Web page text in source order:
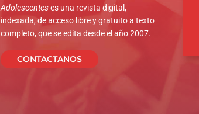
Adolescenteses una revista digital,
indexada, de acceso libre y gratuito a texto
completo, que se edita desde el año 2007.
CONTACTANOS